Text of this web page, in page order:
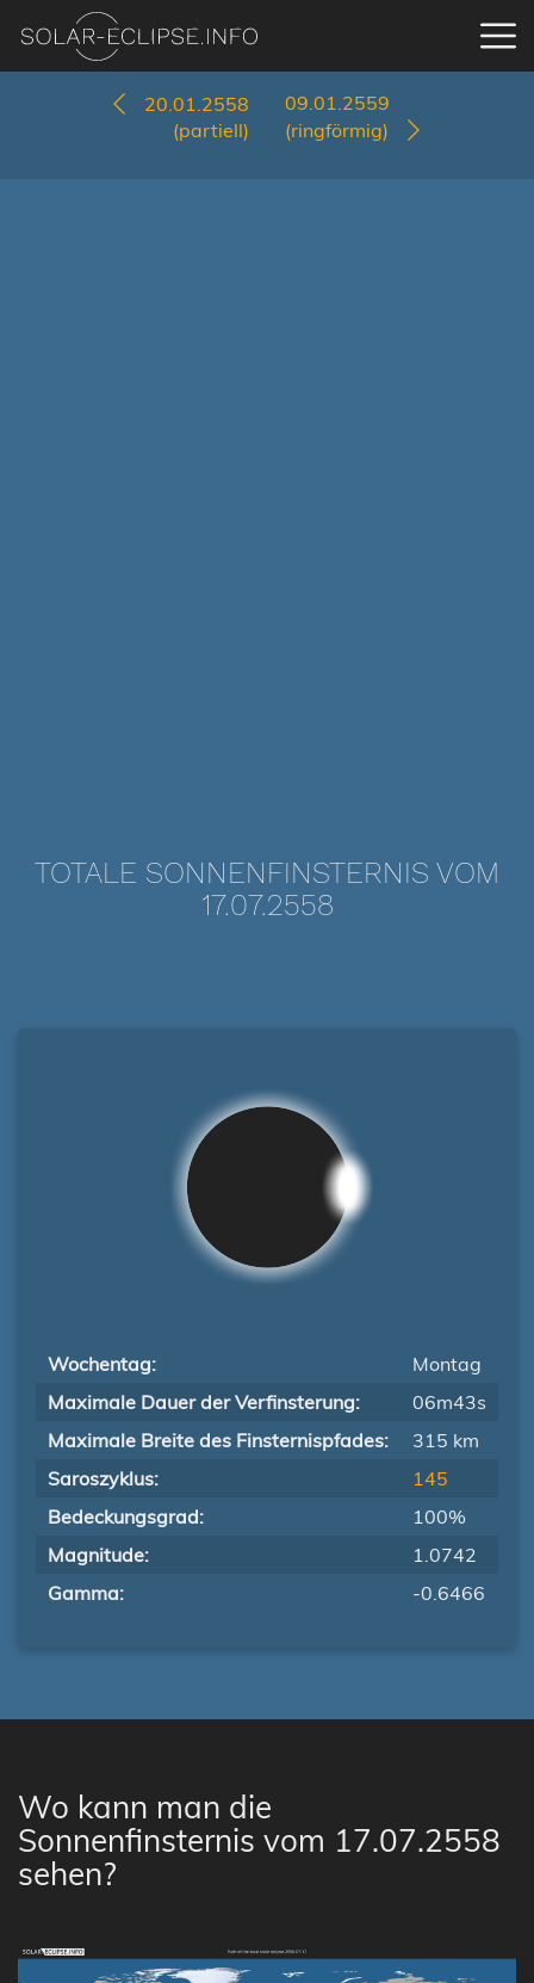
20.01.2558
(partiell)
09.01.2559
(ringförmig)
TOTALE SONNENFINSTERNIS VOM
17.07.2558
Wochentag:
Montag
Maximale Dauer der Verfinsterung:
06m43s
Maximale Breite des Finsternispfades:
315 km
Saroszyklus:
145
Bedeckungsgrad:
100%
Magnitude:
1.0742
Gamma:
-0.6466
Wo kann man die
Sonnenfinsternis vom 17.07.2558
sehen?